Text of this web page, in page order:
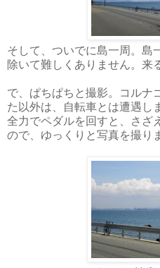
そして、ついでに島一周。島
除いて難しくありません。来
で、ぱちぱちと撮影。コルナ
た以外は、自転車とは遭遇し
全力でペダルを回すと、さざ
ので、ゆっくりと写真を撮り